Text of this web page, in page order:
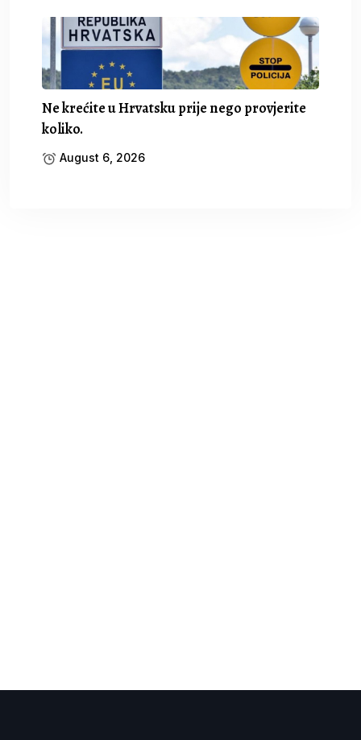
Ne krećite u Hrvatsku prije nego provjerite
koliko.
August 6, 2026